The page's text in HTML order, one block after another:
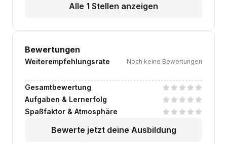
Alle 1 Stellen anzeigen
Bewertungen
Weiterempfehlungsrate Noch keine Bewertungen
Gesamtbewertung
Aufgaben & Lernerfolg
Spaßfaktor & Atmosphäre
Bewerte jetzt deine Ausbildung